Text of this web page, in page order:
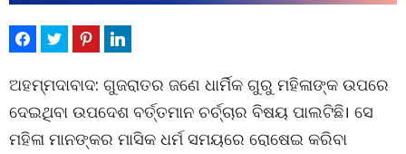
ଅହମ୍ମଦାବାଦ: ଗୁଜରାତର ଜଣେ ଧାର୍ମିକ ଗୁରୁ ମହିଳାଙ୍କ ଉପରେ
ଦେଇଥିବା ଉପଦେଶ ବର୍ତ୍ତମାନ ଚର୍ଚ୍ଚାର ବିଷୟ ପାଲଟିଛି। ସେ
ମହିଳା ମାନଙ୍କର ମାସିକ ଧର୍ମ ସମୟରେ ରୋଷେଇ କରିବା